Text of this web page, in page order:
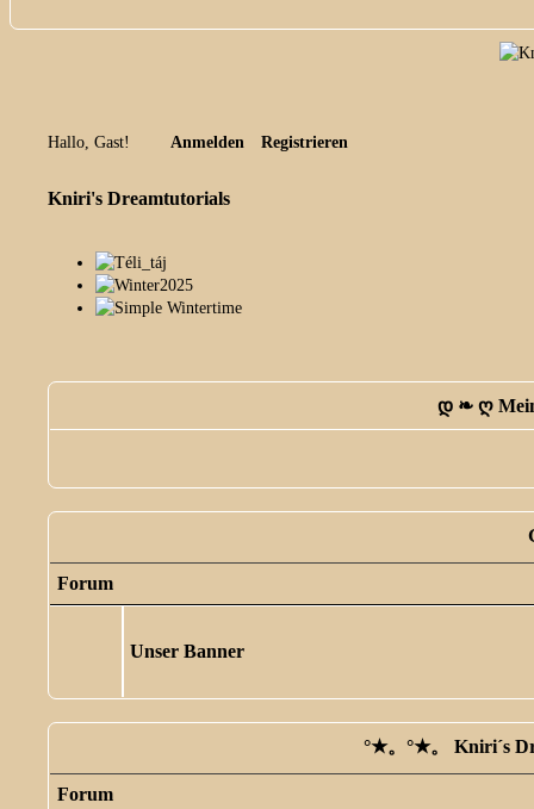
Hallo, Gast! Anmelden Registrieren
Kniri's Dreamtutorials
დ ❧ ღ
Forum
Unser Banner
°★。°★。 Kniri´s
Forum